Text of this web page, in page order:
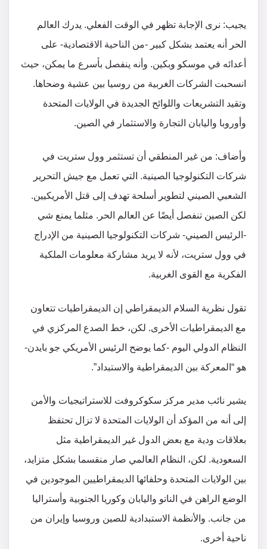
يجيب: نرى الإجابة تظهر في الوقت الفعلي. يدرك العالم
الحر أنه يعتمد بشكل كبير -من الناحية الاقتصادية- على
أعدائه في موسكو وبكين. وأنه ينفصل بأسرع ما يمكن، حيث
انسحبت الشركات الغربية من روسيا بين عشية وضحاها.
وتقيد التشريعات واللوائح الجديدة في الولايات المتحدة
وأوروبا واليابان التجارة والاستثمار في الصين.
وأضاف: من غير المنطقي أن تستثمر وول ستريت في
شركات التكنولوجيا الصينية. التي تعمل مع جيش التحرير
الشعبي الصيني لتطوير أسلحة تهدف إلى قتل الأمريكيين.
لكن الصين تنفصل أيضًا عن العالم الحر. مثلما يمنع شي
-الرئيس الصيني- شركات التكنولوجيا الصينية من الإدراج
في وول ستريت، لأنه لا يريد مشاركة معلومات الملكية
الفكرية مع القوى الغربية.
تقول نظرية السلام الديمقراطي إن الديمقراطيات تتعاون
مع الديمقراطيات الأخرى. لكن، خط الصدع المركزي في
النظام الدولي اليوم -كما يوضح الرئيس الأمريكي جو بايدن-
هو “المعركة بين الديمقراطية والاستبداد”.
يشير نائب مدير مركز سكوكروفت للاستراتيجيات والأمن
إلى أنه من المؤكد أن الولايات المتحدة لا تزال تحتفظ
بعلاقات ودية مع بعض الدول غير الديمقراطية مثل
السعودية. لكن، النظام العالمي صار منقسما بشكل متزايد،
بين الولايات المتحدة وحلفائها الديمقراطيين الموجودين في
الوضع الراهن في الناتو واليابان وكوريا الجنوبية وأستراليا
من جانب. والأنظمة الاستبدادية للصين وروسيا وإيران من
ناحية أخرى.